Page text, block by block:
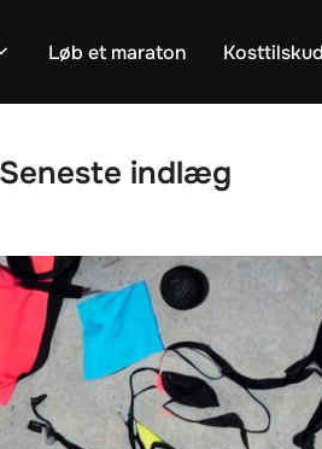
Løb et maraton Kosttilskud
Seneste indlæg